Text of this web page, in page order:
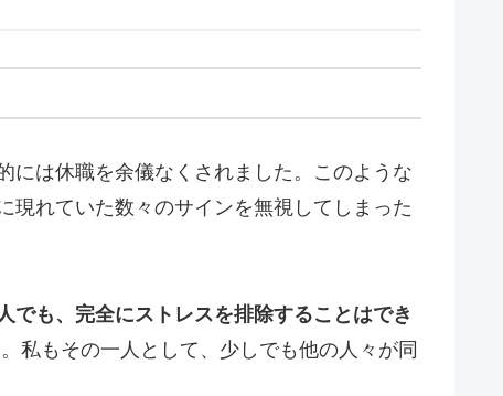
には休職を余儀なくされました。このような
現れていた数々のサインを無視してしまった
でも、完全にストレスを排除することはでき
私もその一人として、少しでも他の人々が同